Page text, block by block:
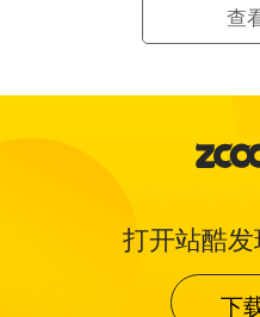
查
打开站酷
下